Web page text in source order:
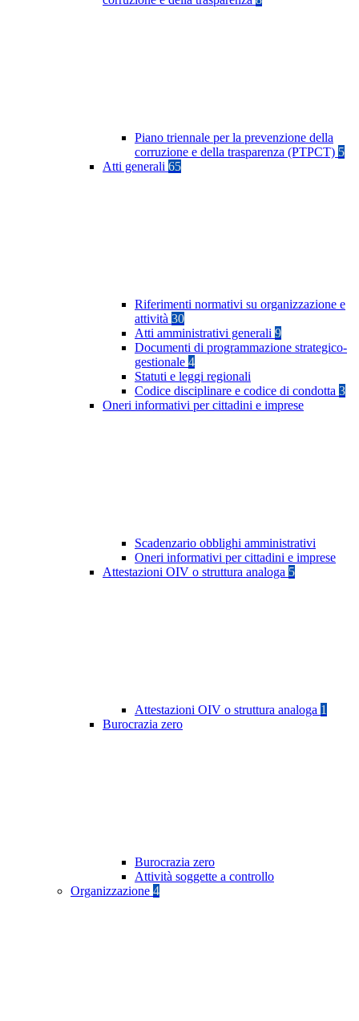
Piano triennale per la prevenzione della
corruzione e della trasparenza (PTPCT) 5
Atti generali 65
Riferimenti normativi su organizzazione e
attività 30
Atti amministrativi generali 9
Documenti di programmazione strategico-
gestionale 4
Statuti e leggi regionali
Codice disciplinare e codice di condotta 3
Oneri informativi per cittadini e imprese
Scadenzario obblighi amministrativi
Oneri informativi per cittadini e imprese
Attestazioni OIV o struttura analoga 5
Attestazioni OIV o struttura analoga 1
Burocrazia zero
Burocrazia zero
Attività soggette a controllo
Organizzazione 4